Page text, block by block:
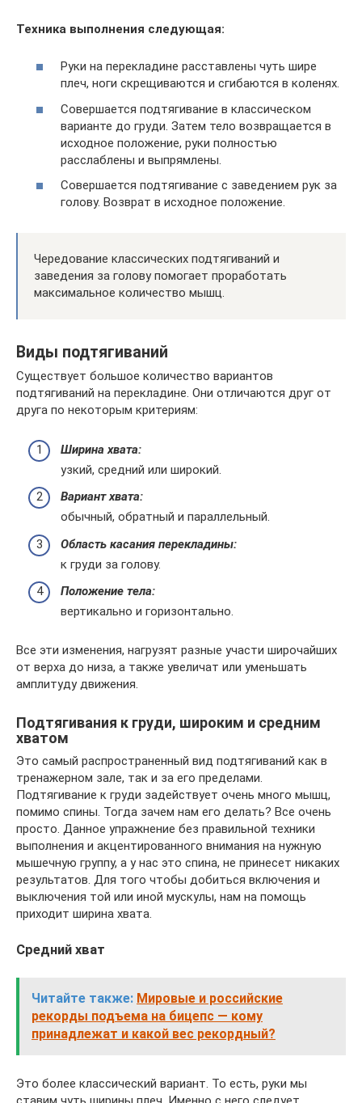
Техника выполнения следующая:
Руки на перекладине расставлены чуть шире
плеч, ноги скрещиваются и сгибаются в коленях.
Совершается подтягивание в классическом
варианте до груди. Затем тело возвращается в
исходное положение, руки полностью
расслаблены и выпрямлены.
Совершается подтягивание с заведением рук за
голову. Возврат в исходное положение.
Чередование классических подтягиваний и
заведения за голову помогает проработать
максимальное количество мышц.
Виды подтягиваний
Существует большое количество вариантов
подтягиваний на перекладине. Они отличаются друг от
друга по некоторым критериям:
Ширина хвата:
узкий, средний или широкий.
Вариант хвата:
обычный, обратный и параллельный.
Область касания перекладины:
к груди за голову.
Положение тела:
вертикально и горизонтально.
Все эти изменения, нагрузят разные участи широчайших
от верха до низа, а также увеличат или уменьшать
амплитуду движения.
Подтягивания к груди, широким и средним
хватом
Это самый распространенный вид подтягиваний как в
тренажерном зале, так и за его пределами.
Подтягивание к груди задействует очень много мышц,
помимо спины. Тогда зачем нам его делать? Все очень
просто. Данное упражнение без правильной техники
выполнения и акцентированного внимания на нужную
мышечную группу, а у нас это спина, не принесет никаких
результатов. Для того чтобы добиться включения и
выключения той или иной мускулы, нам на помощь
приходит ширина хвата.
Средний хват
Читайте также: Мировые и российские
рекорды подъема на бицепс — кому
принадлежат и какой вес рекордный?
Это более классический вариант. То есть, руки мы